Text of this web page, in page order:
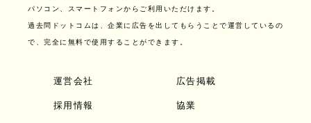
パソコン、スマートフォンからご利用いただけます。
過去問ドットコムは、企業に広告を出してもらうことで運営しているの
で、完全に無料で使用することができます。
運営会社 広告掲載
採用情報 協業